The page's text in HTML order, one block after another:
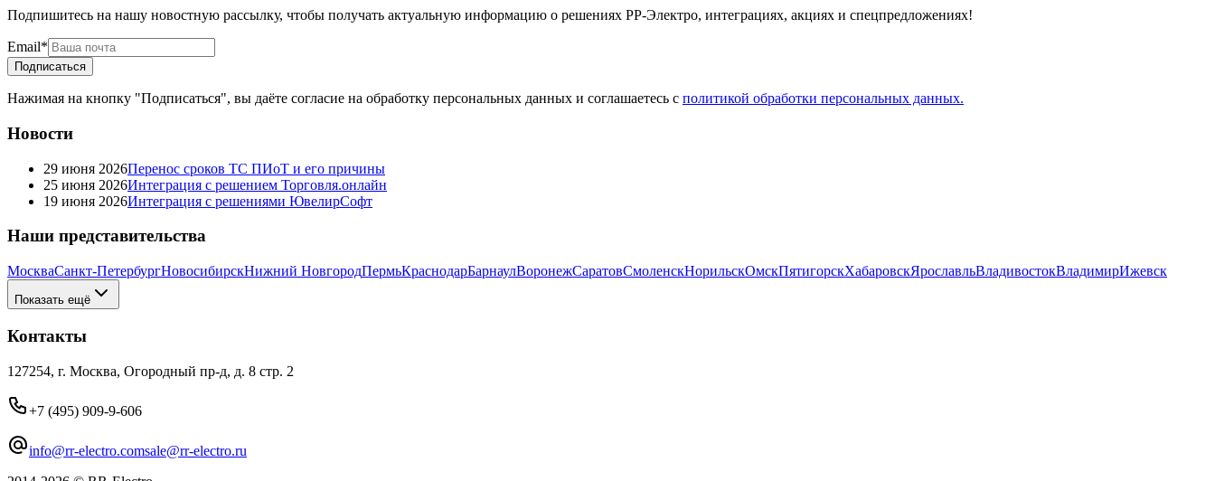
Подпишитесь на нашу новостную рассылку, чтобы получать актуальную информацию о решениях РР‑Электро, интеграциях, акциях и спецпредложениях!
Email*
Подписаться
Нажимая на кнопку "Подписаться", вы даёте согласие на обработку персональных данных и соглашаетесь с политикой обработки персональных данных.
Новости
29 июня 2026Перенос сроков ТС ПИоТ и его причины
25 июня 2026Интеграция с решением Торговля.онлайн
19 июня 2026Интеграция с решениями ЮвелирСофт
Наши представительства
МоскваСанкт-ПетербургНовосибирскНижний НовгородПермьКраснодарБарнаулВоронежСаратовСмоленскНорильскОмскПятигорскХабаровскЯрославльВладивостокВладимирИжевск
Показать ещё
Контакты
127254, г. Москва, Огородный пр-д, д. 8 стр. 2
+7 (495) 909-9-606
info@rr-electro.comsale@rr-electro.ru